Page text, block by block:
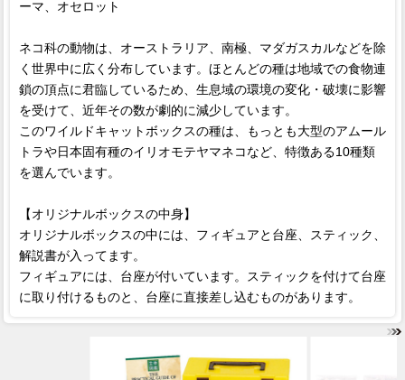
ーマ、オセロット
ネコ科の動物は、オーストラリア、南極、マダガスカルなどを除
く世界中に広く分布しています。ほとんどの種は地域での食物連
鎖の頂点に君臨しているため、生息域の環境の変化・破壊に影響
を受けて、近年その数が劇的に減少しています。
このワイルドキャットボックスの種は、もっとも大型のアムール
トラや日本固有種のイリオモテヤマネコなど、特徴ある10種類
を選んでいます。
【オリジナルボックスの中身】
オリジナルボックスの中には、フィギュアと台座、スティック、
解説書が入ってます。
フィギュアには、台座が付いています。スティックを付けて台座
に取り付けるものと、台座に直接差し込むものがあります。